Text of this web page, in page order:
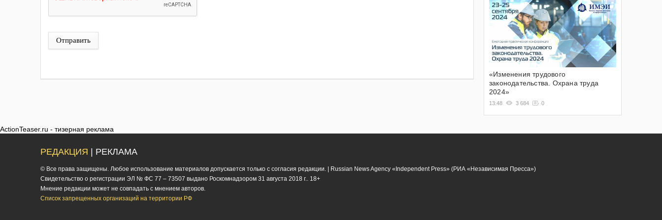
Отправить
«Изменения трудового
законодательства. Охрана труда
2024»
13:48 3 684 0
ActionTeaser.ru - тизерная реклама
РЕДАКЦИЯ | РЕКЛАМА
© Все права защищены. Любое использование материалов допускается только с согласия редакции. | Russian News Agency «Independent Press» (РИА «Независимая Пресса»)
Cвидетельство о регистрации ЭЛ № ФС 77 – 73507 выдано Роскомнадзором 31 августа 2018 г.. 18+
Мнение редакции может не совпадать с мнением авторов.
Список запрещенных организаций на территории РФ